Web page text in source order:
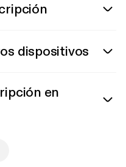
dispositivos
en